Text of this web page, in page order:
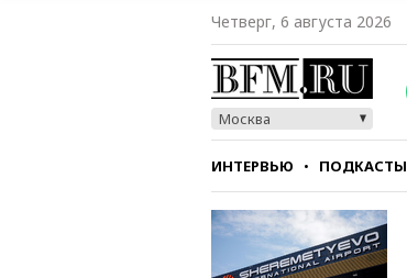
Четверг, 6 августа 2026
Москва
ИНТЕРВЬЮ ПОДКАСТЫ
СТИЛЬ ТЕСТЫ